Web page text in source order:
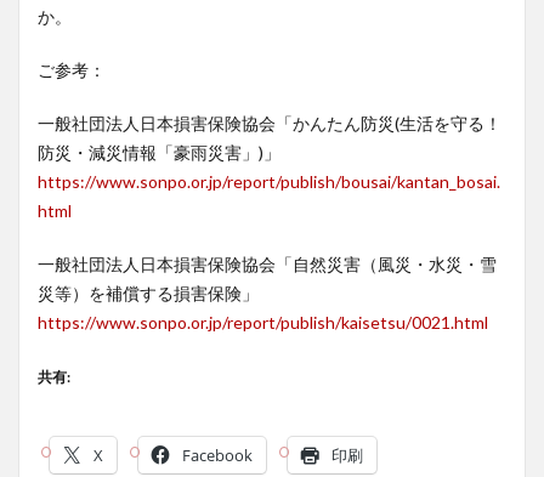
か。
ご参考：
一般社団法人日本損害保険協会「かんたん防災(生活を守る！
防災・減災情報「豪雨災害」)」
https://www.sonpo.or.jp/report/publish/bousai/kantan_bosai.
html
一般社団法人日本損害保険協会「自然災害（風災・水災・雪
災等）を補償する損害保険」
https://www.sonpo.or.jp/report/publish/kaisetsu/0021.html
共有:
X Facebook 印刷